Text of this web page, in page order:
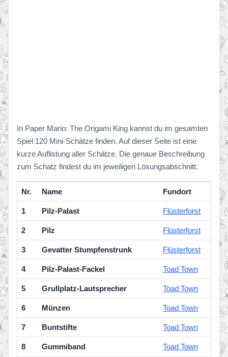
In Paper Mario: The Origami King kannst du im gesamten
Spiel 120 Mini-Schätze finden. Auf dieser Seite ist eine
kurze Auflistung aller Schätze. Die genaue Beschreibung
zum Schatz findest du im jeweiligen Lösungsabschnitt.
Nr. Name Fundort
1 Pilz-Palast Flüsterforst
2 Pilz Flüsterforst
3 Gevatter Stumpfenstrunk Flüsterforst
4 Pilz-Palast-Fackel Toad Town
5 Grullplatz-Lautsprecher Toad Town
6 Münzen Toad Town
7 Buntstifte Toad Town
8 Gummiband Toad Town